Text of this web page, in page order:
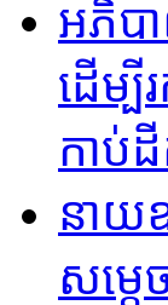
អភិប
ដើម្
កាប់
នាយ
សម្ដ